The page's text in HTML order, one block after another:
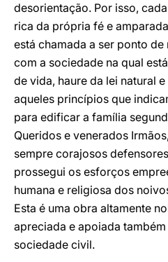
desorientação. Por isso,
rica da própria fé e
está chamada a ser ponto
com a sociedade na qual
de vida, haure da lei natural
aqueles princípios que
para edificar a família
Queridos e venerados
sempre corajosos
prossegui os esforços
humana e religiosa dos
Esta é uma obra altamente
apreciada e apoiada
sociedade civil.